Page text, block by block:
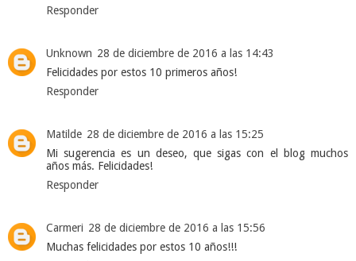
Responder
Unknown 28 de diciembre de 2016 a las 14:43
Felicidades por estos 10 primeros años!
Responder
Matilde 28 de diciembre de 2016 a las 15:25
Mi sugerencia es un deseo, que sigas con el blog muchos
años más. Felicidades!
Responder
Carmeri 28 de diciembre de 2016 a las 15:56
Muchas felicidades por estos 10 años!!!